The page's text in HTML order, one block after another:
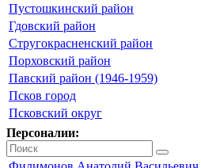
Пустошкинский район
Гдовский район
Стругокрасненский район
Порховский район
Павский район (1946-1959)
Псков город
Псковский округ
Персоналии: